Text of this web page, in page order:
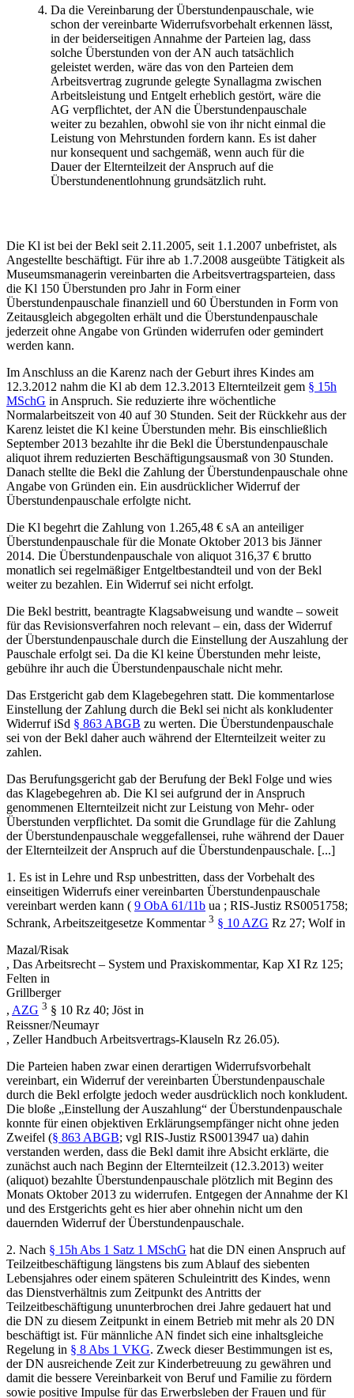
Da die Vereinbarung der Überstundenpauschale, wie
schon der vereinbarte Widerrufsvorbehalt erkennen lässt,
in der beiderseitigen Annahme der Parteien lag, dass
solche Überstunden von der AN auch tatsächlich
geleistet werden, wäre das von den Parteien dem
Arbeitsvertrag zugrunde gelegte Synallagma zwischen
Arbeitsleistung und Entgelt erheblich gestört, wäre die
AG verpflichtet, der AN die Überstundenpauschale
weiter zu bezahlen, obwohl sie von ihr nicht einmal die
Leistung von Mehrstunden fordern kann. Es ist daher
nur konsequent und sachgemäß, wenn auch für die
Dauer der Elternteilzeit der Anspruch auf die
Überstundenentlohnung grundsätzlich ruht.
Die Kl ist bei der Bekl seit 2.11.2005, seit 1.1.2007 unbefristet, als
Angestellte beschäftigt. Für ihre ab 1.7.2008 ausgeübte Tätigkeit als
Museumsmanagerin vereinbarten die Arbeitsvertragsparteien, dass
die Kl 150 Überstunden pro Jahr in Form einer
Überstundenpauschale finanziell und 60 Überstunden in Form von
Zeitausgleich abgegolten erhält und die Überstundenpauschale
jederzeit ohne Angabe von Gründen widerrufen oder gemindert
werden kann.
Im Anschluss an die Karenz nach der Geburt ihres Kindes am
12.3.2012 nahm die Kl ab dem 12.3.2013 Elternteilzeit gem § 15h
MSchG in Anspruch. Sie reduzierte ihre wöchentliche
Normalarbeitszeit von 40 auf 30 Stunden. Seit der Rückkehr aus der
Karenz leistet die Kl keine Überstunden mehr. Bis einschließlich
September 2013 bezahlte ihr die Bekl die Überstundenpauschale
aliquot ihrem reduzierten Beschäftigungsausmaß von 30 Stunden.
Danach stellte die Bekl die Zahlung der Überstundenpauschale ohne
Angabe von Gründen ein. Ein ausdrücklicher Widerruf der
Überstundenpauschale erfolgte nicht.
Die Kl begehrt die Zahlung von 1.265,48 € sA an anteiliger
Überstundenpauschale für die Monate Oktober 2013 bis Jänner
2014. Die Überstundenpauschale von aliquot 316,37 € brutto
monatlich sei regelmäßiger Entgeltbestandteil und von der Bekl
weiter zu bezahlen. Ein Widerruf sei nicht erfolgt.
Die Bekl bestritt, beantragte Klagsabweisung und wandte – soweit
für das Revisionsverfahren noch relevant – ein, dass der Widerruf
der Überstundenpauschale durch die Einstellung der Auszahlung der
Pauschale erfolgt sei. Da die Kl keine Überstunden mehr leiste,
gebühre ihr auch die Überstundenpauschale nicht mehr.
Das Erstgericht gab dem Klagebegehren statt. Die kommentarlose
Einstellung der Zahlung durch die Bekl sei nicht als konkludenter
Widerruf iSd § 863 ABGB zu werten. Die Überstundenpauschale
sei von der Bekl daher auch während der Elternteilzeit weiter zu
zahlen.
Das Berufungsgericht gab der Berufung der Bekl Folge und wies
das Klagebegehren ab. Die Kl sei aufgrund der in Anspruch
genommenen Elternteilzeit nicht zur Leistung von Mehr- oder
Überstunden verpflichtet. Da somit die Grundlage für die Zahlung
der Überstundenpauschale weggefallensei, ruhe während der Dauer
der Elternteilzeit der Anspruch auf die Überstundenpauschale. [...]
1. Es ist in Lehre und Rsp unbestritten, dass der Vorbehalt des
einseitigen Widerrufs einer vereinbarten Überstundenpauschale
vereinbart werden kann ( 9 ObA 61/11b ua ; RIS-Justiz RS0051758;
Schrank, Arbeitszeitgesetze Kommentar 3 § 10 AZG Rz 27; Wolfin
Mazal/Risak
, Das Arbeitsrecht – System und Praxiskommentar, Kap XI Rz 125;
Felten in
Grillberger
, AZG 3 § 10 Rz 40; Jöstin
Reissner/Neumayr
, Zeller Handbuch Arbeitsvertrags-Klauseln Rz 26.05).
Die Parteien haben zwar einen derartigen Widerrufsvorbehalt
vereinbart, ein Widerruf der vereinbarten Überstundenpauschale
durch die Bekl erfolgte jedoch weder ausdrücklich noch konkludent.
Die bloße „Einstellung der Auszahlung“ der Überstundenpauschale
konnte für einen objektiven Erklärungsempfänger nicht ohne jeden
Zweifel (§ 863 ABGB; vgl RIS-Justiz RS0013947 ua) dahin
verstanden werden, dass die Bekl damit ihre Absicht erklärte, die
zunächst auch nach Beginn der Elternteilzeit (12.3.2013) weiter
(aliquot) bezahlte Überstundenpauschale plötzlich mit Beginn des
Monats Oktober 2013 zu widerrufen. Entgegen der Annahme der Kl
und des Erstgerichts geht es hier aber ohnehin nicht um den
dauernden Widerruf der Überstundenpauschale.
2. Nach § 15h Abs 1 Satz 1 MSchG hat die DN einen Anspruch auf
Teilzeitbeschäftigung längstens bis zum Ablauf des siebenten
Lebensjahres oder einem späteren Schuleintritt des Kindes, wenn
das Dienstverhältnis zum Zeitpunkt des Antritts der
Teilzeitbeschäftigung ununterbrochen drei Jahre gedauert hat und
die DN zu diesem Zeitpunkt in einem Betrieb mit mehr als 20 DN
beschäftigt ist. Für männliche AN findet sich eine inhaltsgleiche
Regelung in § 8 Abs 1 VKG. Zweck dieser Bestimmungen ist es,
der DN ausreichende Zeit zur Kinderbetreuung zu gewähren und
damit die bessere Vereinbarkeit von Beruf und Familie zu fördern
sowie positive Impulse für das Erwerbsleben der Frauen und für